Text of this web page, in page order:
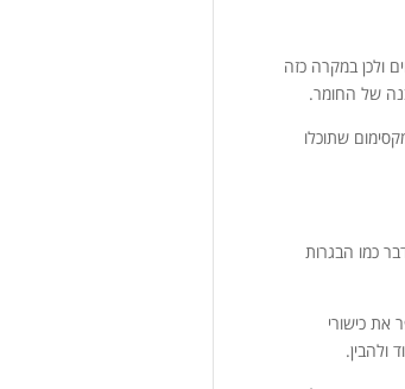
ולכן במקרה כזה
של החומר.
יחידות יהיה המקסימום שתוכלו
כמו הבגרות
את כישורי